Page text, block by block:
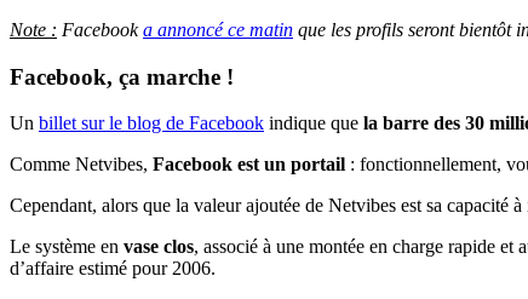
Note : Facebooka annoncé ce matin que les profils seront bientôt
Facebook, ça marche !
Un billet sur le blog de Facebook indique que la barre des 30
Comme Netvibes, Facebook est un portail : fonctionnellement,
Cependant, alors que la valeur ajoutée de Netvibes est sa capacité
Le système en vase clos, associé à une montée en charge rapide
d’affaire estimé pour 2006.